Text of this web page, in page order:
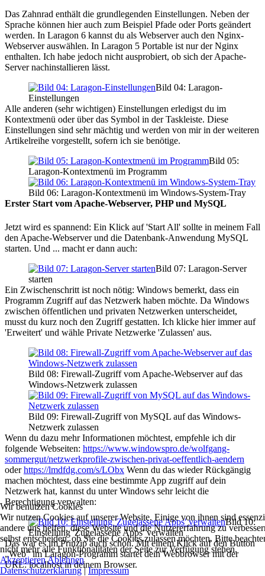
Das Zahnrad enthält die grundlegenden Einstellungen. Neben der
Sprache können hier auch zum Beispiel Pfade oder Ports geändert
werden. In Laragon 6 kannst du als Webserver auch den Nginx-
Webserver auswählen. In Laragon 5 Portable ist nur der Nginx
enthalten. Ich habe jedoch nicht ausprobiert, ob sich der Apache-
Server nachinstallieren lässt.
Bild 04: Laragon-
Einstellungen
Alle anderen (sehr wichtigen) Einstellungen erledigst du im
Kontextmenü oder über das Symbol in der Taskleiste. Diese
Einstellungen sind sehr mächtig und werden von mir in der weiteren
Artikelreihe vorgestellt, sofern ich sie benötige.
Bild 05:
Laragon-Kontextmenü im Programm
Bild 06: Laragon-Kontextmenü im Windows-System-Tray
Erster Start vom Apache-Webserver, PHP und MySQL
Jetzt wird es spannend: Ein Klick auf 'Start All' sollte in meinem Fall
den Apache-Webserver und die Datenbank-Anwendung MySQL
starten. Und ... macht er dann auch:
Bild 07: Laragon-Server
starten
Ein Zwischenschritt ist noch nötig: Windows bemerkt, dass ein
Programm Zugriff auf das Netzwerk haben möchte. Da Windows
zwischen öffentlichen und privaten Netzwerken unterscheidet,
musst du kurz noch den Zugriff gestatten. Ich klicke hier immer auf
'Erweitert' und wähle Private Netzwerke 'Zulassen' aus.
Bild 08: Firewall-Zugriff vom Apache-Webserver auf das
Windows-Netzwerk zulassen
Bild 09: Firewall-Zugriff von MySQL auf das Windows-
Netzwerk zulassen
Wenn du dazu mehr Informationen möchtest, empfehle ich dir
folgende Webseiten: https://www.windowspro.de/wolfgang-
sommergut/netzwerkprofile-zwischen-privat-oeffentlich-aendern
oderhttps://lmdfdg.com/s/LObx Wenn du das wieder Rückgängig
machen möchtest, dass eine bestimmte App zugriff auf dein
Netzwerk hat, kannst du unter Windows sehr leicht die
Berechtigung verwalten:
Bild 10:
Einstellung 'Zugelassene Apps' verwalten
Das war es im Prinzip auch schon. Mit einem Klick auf den Button
„Web“ im Laragon-Programm startet dein Webbrowser mit der
URL: localhost in deinem Browser.
Wir benutzen Cookies
Wir nutzen Cookies auf unserer Website. Einige von ihnen sind
andere uns helfen, diese Website und die Nutzererfahrung zu
selbst entscheiden, ob Sie die Cookies zulassen möchten. Bitte
nicht mehr alle Funktionalitäten der Seite zur Verfügung stehen.
AkzeptierenAblehnen
Datenschutzerklärung|Impressum